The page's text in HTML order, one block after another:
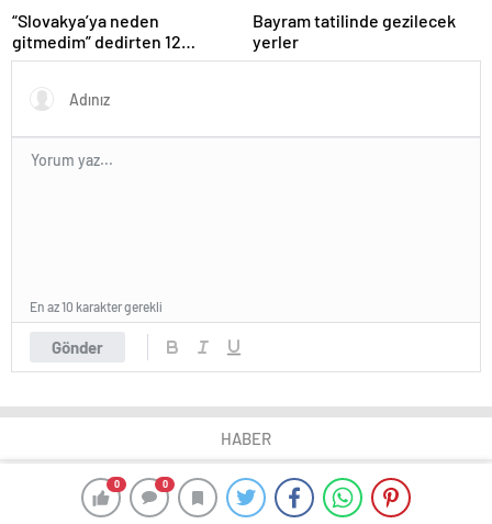
0 0
“Slovakya’ya neden
gitmedim” dedirten 12
fotoğraf
Bayram tatilinde gezilecek
yerler
Gönder
En az 10 karakter gerekli
HABER